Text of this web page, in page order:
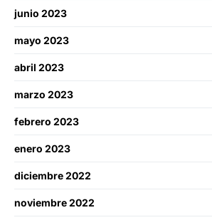
junio 2023
mayo 2023
abril 2023
marzo 2023
febrero 2023
enero 2023
diciembre 2022
noviembre 2022